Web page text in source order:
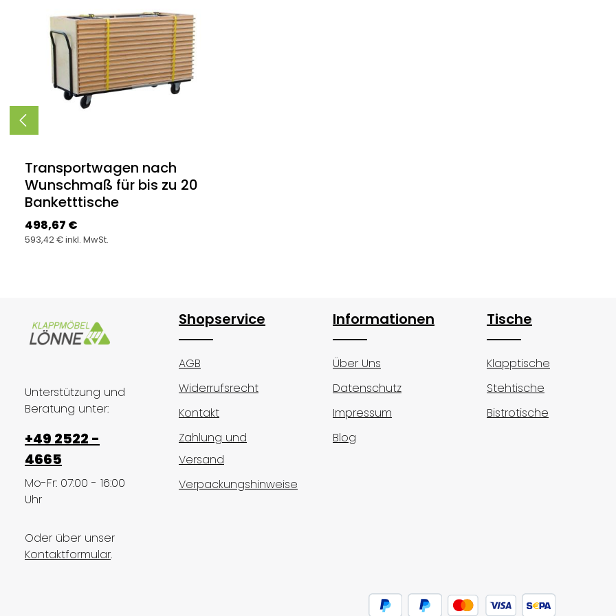
Transportwagen nach
Wunschmaß für bis zu 20
Banketttische
Regulärer Preis:
498,67 €
593,42 € inkl. MwSt.
Unterstützung und
Beratung unter:
+49 2522 -
4665
Mo-Fr: 07:00 - 16:00
Uhr
Oder über unser
Kontaktformular.
Shopservice
AGB
Widerrufsrecht
Kontakt
Zahlung und
Versand
Verpackungshinweise
Informationen
Über Uns
Datenschutz
Impressum
Blog
Tische
Klapptische
Stehtische
Bistrotische